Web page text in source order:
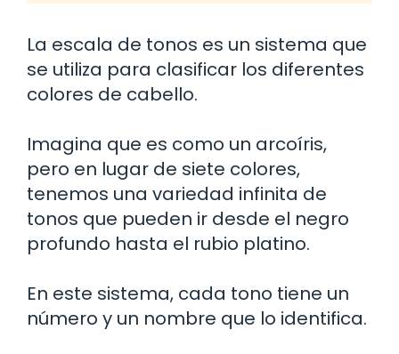
La escala de tonos es un sistema que
se utiliza para clasificar los diferentes
colores de cabello.
Imagina que es como un arcoíris,
pero en lugar de siete colores,
tenemos una variedad infinita de
tonos que pueden ir desde el negro
profundo hasta el rubio platino.
En este sistema, cada tono tiene un
número y un nombre que lo identifica.